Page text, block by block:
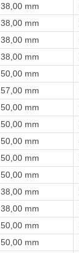
38,00 mm
38,00 mm
38,00 mm
38,00 mm
50,00 mm
57,00 mm
50,00 mm
50,00 mm
50,00 mm
50,00 mm
50,00 mm
38,00 mm
38,00 mm
50,00 mm
50,00 mm